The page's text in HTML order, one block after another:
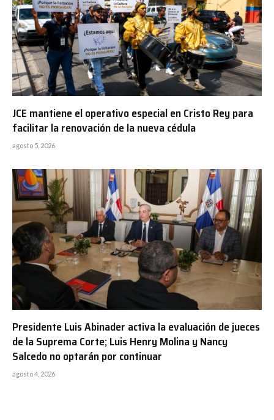
JCE mantiene el operativo especial en Cristo Rey para
facilitar la renovación de la nueva cédula
agosto 5, 2026
Presidente Luis Abinader activa la evaluación de jueces
de la Suprema Corte; Luis Henry Molina y Nancy
Salcedo no optarán por continuar
agosto 4, 2026